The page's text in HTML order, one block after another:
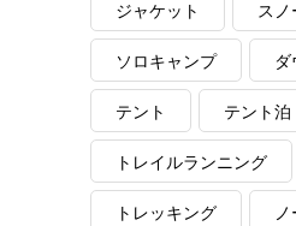
ジャケット スノ
ソロキャンプ ダ
テント テント泊
トレイルランニング
トレッキング